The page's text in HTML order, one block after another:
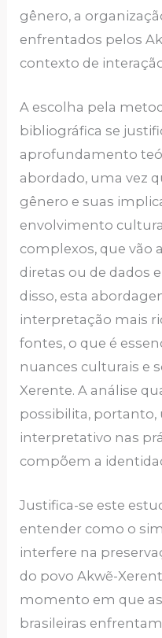
gênero, a
enfrentados pelos
contexto de
A escolha pela
bibliográfica se
aprofundamento
abordado, uma vez
gênero e suas
envolvimento
complexos, que vão
diretas ou de dados
disso, esta
interpretação mais
fontes, o que é
nuances culturais e
Xerente. A análise
possibilita,
interpretativo nas
compõem a
Justifica-se este
entender como o
interfere na
do povo Akwẽ-
momento em que
brasileiras